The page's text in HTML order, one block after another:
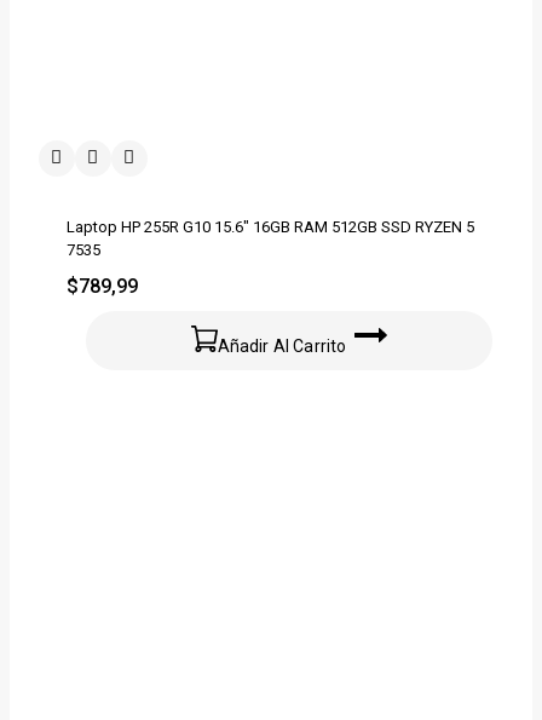
Laptop HP 255R G10 15.6″ 16GB RAM 512GB SSD RYZEN 5
7535
$789,99
Añadir Al Carrito